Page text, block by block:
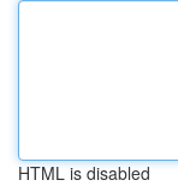
HTML is disabled